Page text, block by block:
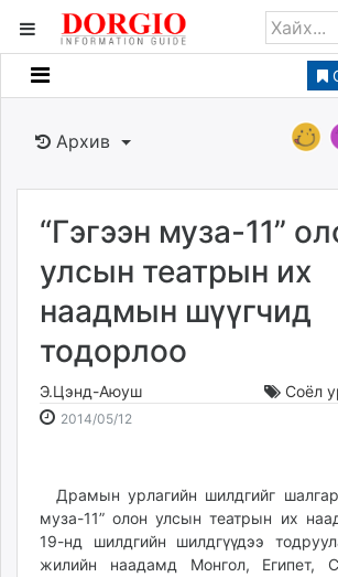
Мэдээллийн
Банк санхүү
Бизнес ААН
Төрийн
dorgio.mn
Gogo.mn
caak.mn
news.mn
zindaa.mn
ikon.mn
mnb.mn
Livetv.mn
Архив
“Гэгээн муза-11”
улсын театрын их
наадмын шүүгчид
тодорлоо
Э.Цэнд-Аюуш Соёл
2014/05/12
03:00:26
18:53:23
Драмын урлагийн шилдгийг
муза-11” олон улсын театрын их
19-нд шилдгийн шилдгүүдээ
жилийн наадамд Монгол, Египет,